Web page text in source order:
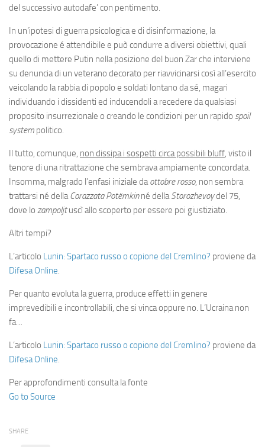
del successivo autodafe’ con pentimento.
In un’ipotesi di guerra psicologica e di disinformazione, la
provocazione é attendibile e può condurre a diversi obiettivi, quali
quello di mettere Putin nella posizione del buon Zar che interviene
su denuncia di un veterano decorato per riavvicinarsi così all’esercito
veicolando la rabbia di popolo e soldati lontano da sé, magari
individuando i dissidenti ed inducendoli a recedere da qualsiasi
proposito insurrezionale o creando le condizioni per un rapido spoil
system politico.
Il tutto, comunque, non dissipa i sospetti circa possibili bluff, visto il
tenore di una ritrattazione che sembrava ampiamente concordata.
Insomma, malgrado l’enfasi iniziale daottobre rosso, non sembra
trattarsi né dellaCorazzata Potëmkinné dellaStorozhevoydel 75,
dove lo zampoljtuscì allo scoperto per essere poi giustiziato.
Altri tempi?
L’articolo Lunin: Spartaco russo o copione del Cremlino? proviene da
Difesa Online.
Per quanto evoluta la guerra, produce effetti in genere
imprevedibili e incontrollabili, che si vinca oppure no. L’Ucraina non
fa…
L’articolo Lunin: Spartaco russo o copione del Cremlino? proviene da
Difesa Online.
Per approfondimenti consulta la fonte
Go to Source
SHARE